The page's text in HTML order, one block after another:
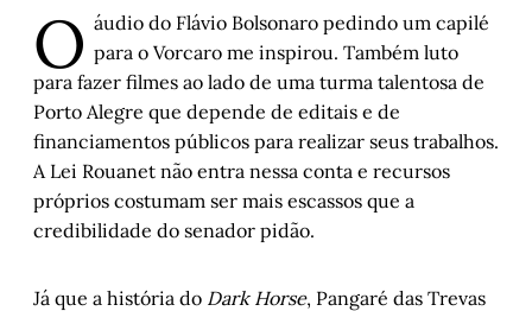
O áudio do Flávio Bolsonaro pedindo um capilé
para o Vorcaro me inspirou. Também luto
para fazer filmes ao lado de uma turma talentosa de
Porto Alegre que depende de editais e de
financiamentos públicos para realizar seus trabalhos.
A Lei Rouanet não entra nessa conta e recursos
próprios costumam ser mais escassos que a
credibilidade do senador pidão.
Já que a história do Dark Horse, Pangaré das Trevas